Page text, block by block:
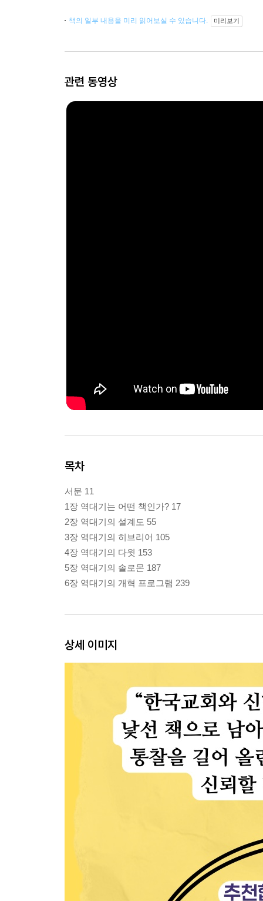
책의 일부 내용을 미리 읽어보실 수 있습니다. 미리보기
관련 동영상
목차
서문 11
1장 역대기는 어떤 책인가? 17
2장 역대기의 설계도 55
3장 역대기의 히브리어 105
4장 역대기의 다윗 153
5장 역대기의 솔로몬 187
6장 역대기의 개혁 프로그램 239
상세 이미지